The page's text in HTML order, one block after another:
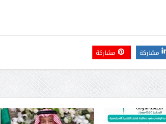
مشاركة مشاركة
حوار يحمل جينات الوطن مع الأمير
مشعل بن عبد الله بن عبد العزيز
) … عاشق
نجران